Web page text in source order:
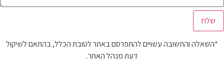
*השאלה והתשובה עשויים להתפרסם באתר לטובת הכלל, בהתאם לשיקול
דעת מנהל האתר.